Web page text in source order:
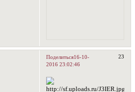
Поделиться 23
16-10-
2016 23:02:46